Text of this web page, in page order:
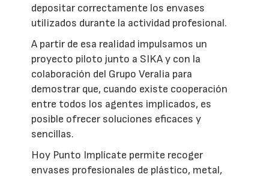
depositar correctamente los envases
utilizados durante la actividad profesional.
A partir de esa realidad impulsamos un
proyecto piloto junto a SIKA y con la
colaboración del Grupo Veralia para
demostrar que, cuando existe cooperación
entre todos los agentes implicados, es
posible ofrecer soluciones eficaces y
sencillas.
Hoy Punto Implícate permite recoger
envases profesionales de plástico, metal,